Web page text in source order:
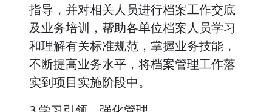
指导，并对相关人员进行档案工作交底
及业务培训，帮助各单位档案人员学习
和理解有关标准规范，掌握业务技能，
不断提高业务水平，将档案管理工作落
实到项目实施阶段中。